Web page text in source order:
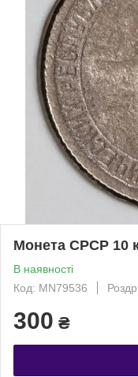
Монета СРСР 10
В наявності
Код: MN79536
300 ₴